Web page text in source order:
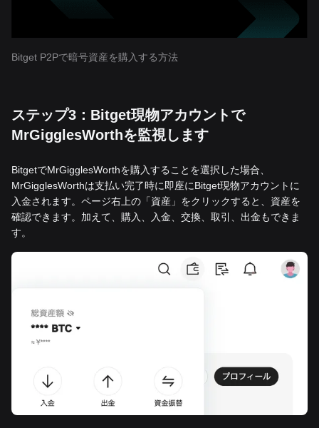
Bitget P2Pで暗号資産を購入する方法
ステップ3：Bitget現物アカウントで
MrGigglesWorthを監視します
BitgetでMrGigglesWorthを購入することを選択した場合、
MrGigglesWorthは支払い完了時に即座にBitget現物アカウントに
入金されます。ページ右上の「資産」をクリックすると、資産を
確認できます。加えて、購入、入金、交換、取引、出金もできま
す。